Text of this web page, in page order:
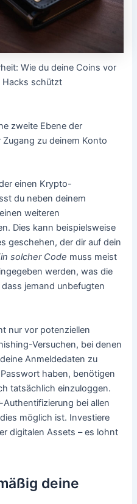
Wie du deine Coins vor
Hacks schützt
zweite Ebene der
zu deinem Konto
einen Krypto-
du neben deinem
weiteren
Dies kann beispielsweise
geschehen, der dir auf dein
solcher Code muss meist
werden, was die
jemand unbefugten
nur vor potenziellen
Versuchen, bei denen
Anmeldedaten zu
haben, benötigen
tatsächlich einzuloggen.
bei allen
möglich ist. Investiere
digitalen Assets – es lohnt
deine